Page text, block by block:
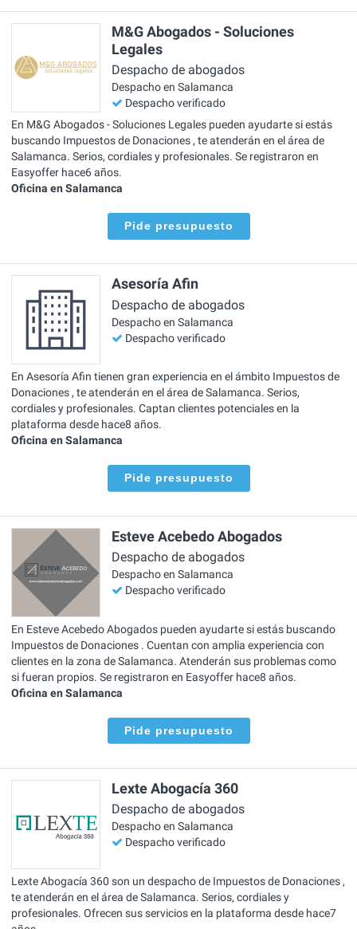
M&G Abogados - Soluciones
Legales
Despacho de abogados
Despacho en Salamanca
Despacho verificado
En M&G Abogados - Soluciones Legales pueden ayudarte si estás
buscando Impuestos de Donaciones , te atenderán en el área de
Salamanca. Serios, cordiales y profesionales. Se registraron en
Easyoffer hace6 años.
Oficina en Salamanca
Pide presupuesto
Asesoría Afin
Despacho de abogados
Despacho en Salamanca
Despacho verificado
En Asesoría Afin tienen gran experiencia en el ámbito Impuestos de
Donaciones , te atenderán en el área de Salamanca. Serios,
cordiales y profesionales. Captan clientes potenciales en la
plataforma desde hace8 años.
Oficina en Salamanca
Pide presupuesto
Esteve Acebedo Abogados
Despacho de abogados
Despacho en Salamanca
Despacho verificado
En Esteve Acebedo Abogados pueden ayudarte si estás buscando
Impuestos de Donaciones . Cuentan con amplia experiencia con
clientes en la zona de Salamanca. Atenderán sus problemas como
si fueran propios. Se registraron en Easyoffer hace8 años.
Oficina en Salamanca
Pide presupuesto
Lexte Abogacía 360
Despacho de abogados
Despacho en Salamanca
Despacho verificado
Lexte Abogacía 360 son un despacho de Impuestos de Donaciones ,
te atenderán en el área de Salamanca. Serios, cordiales y
profesionales. Ofrecen sus servicios en la plataforma desde hace7